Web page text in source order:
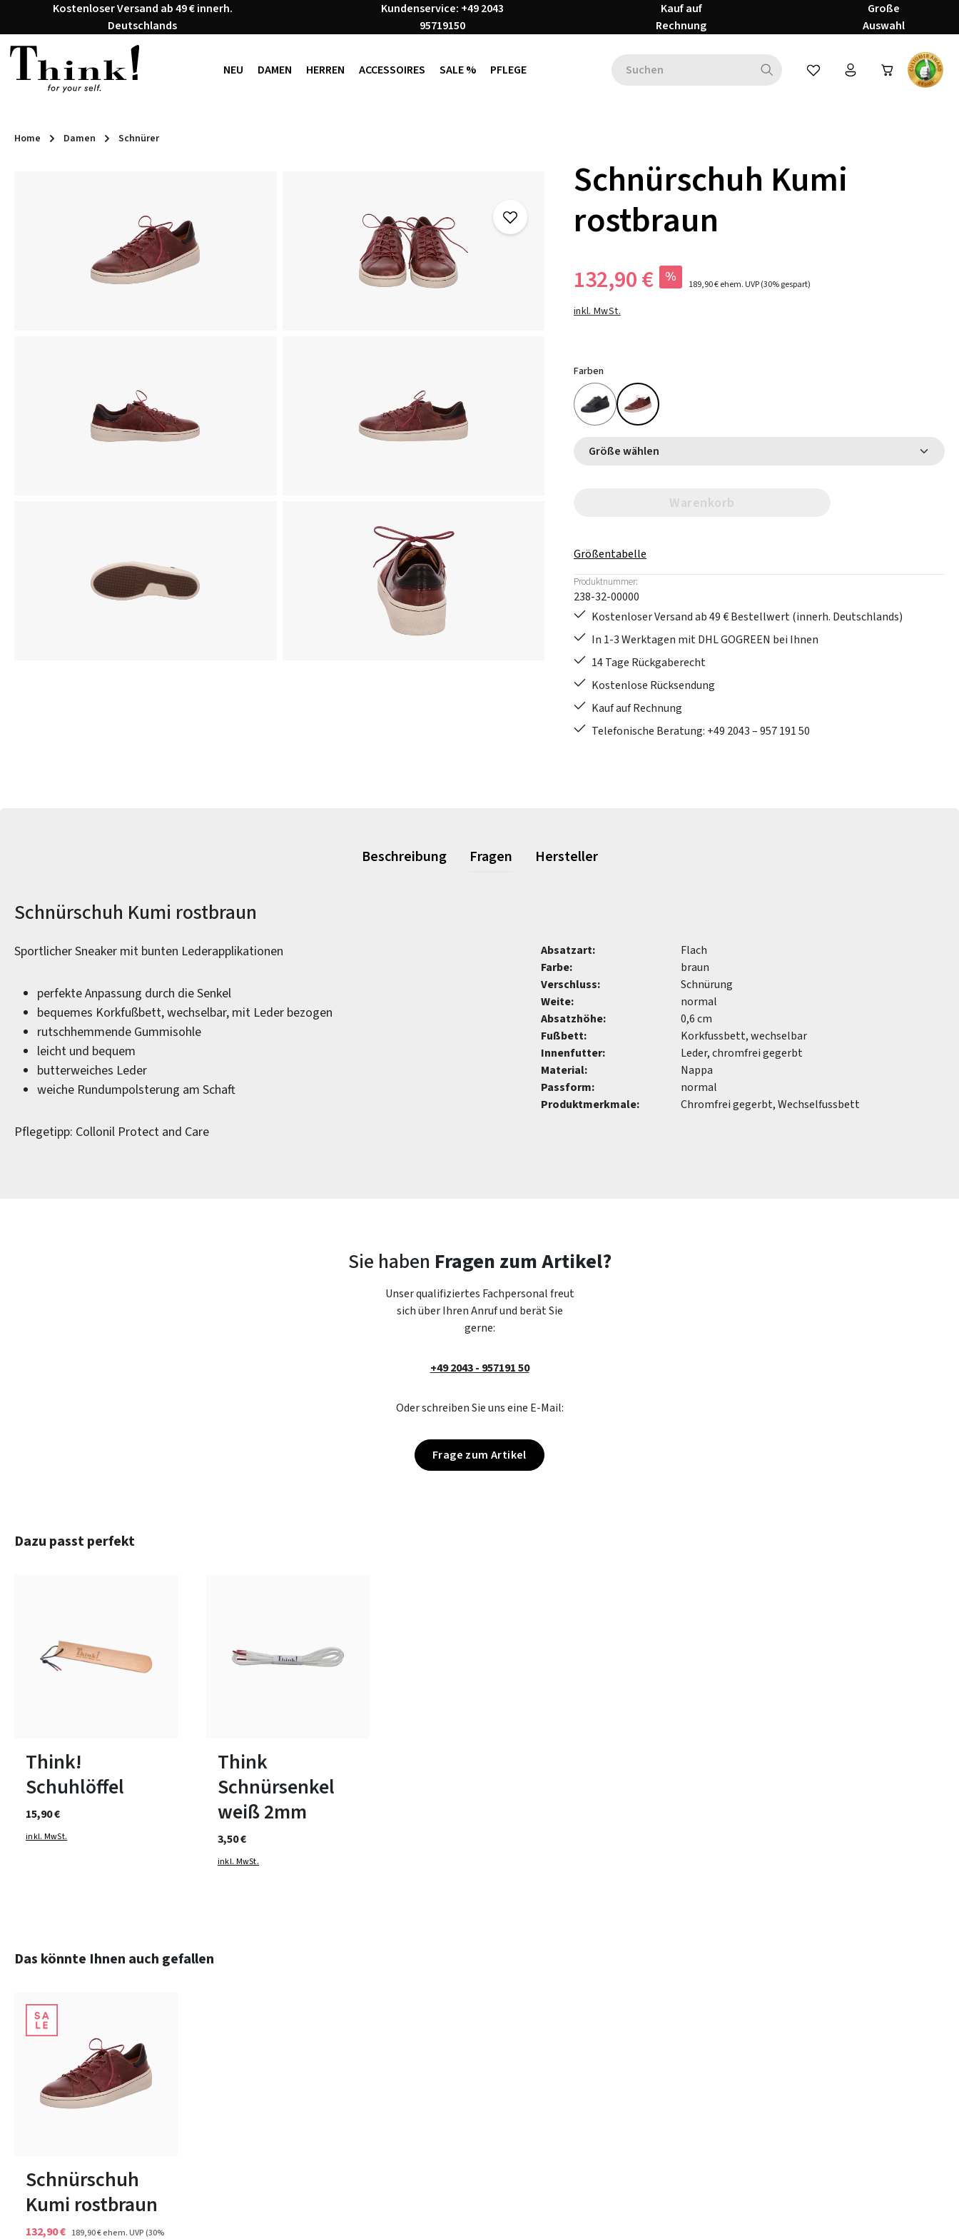
Hauptinhalt springen
Zur Suche springen
Zur Hauptnavigation springen
Kostenloser Versand ab 49 € innerh.
Deutschlands
Kundenservice: +49 2043
95719150
Kauf auf
Rechnung
Große
Auswahl
NEU DAMEN HERREN ACCESSOIRES SALE % PFLEGE Du hast 0 Produkte auf dem
Home Damen Schnürer
Schnürschuh Kumi
rostbraun
132,90 € % 189,90 €ehem. UVP(30% gespart)
inkl. MwSt.
Farben
Größe wählen
Warenkorb
Größentabelle
Produktnummer:
238-32-00000
Kostenloser Versand ab 49 € Bestellwert (innerh. Deutschlands)
In 1-3 Werktagen mit DHL GOGREEN bei Ihnen
14 Tage Rückgaberecht
Kostenlose Rücksendung
Kauf auf Rechnung
Telefonische Beratung: +49 2043 – 957 191 50
Beschreibung Fragen Hersteller
Produktinformationen
Schnürschuh Kumi rostbraun
Sportlicher Sneaker mit bunten Lederapplikationen
perfekte Anpassung durch die Senkel
bequemes Korkfußbett, wechselbar, mit Leder bezogen
rutschhemmende Gummisohle
leicht und bequem
butterweiches Leder
weiche Rundumpolsterung am Schaft
Pflegetipp: Collonil Protect and Care
Absatzart:
Flach
Farbe:
braun
Verschluss:
Schnürung
Weite:
normal
Absatzhöhe:
0,6 cm
Fußbett:
Korkfussbett, wechselbar
Innenfutter:
Leder, chromfrei gegerbt
Material:
Nappa
Passform:
normal
Produktmerkmale:
Chromfrei gegerbt, Wechselfussbett
Sie haben Fragen zum Artikel?
Unser qualifiziertes Fachpersonal freut
sich über Ihren Anruf und berät Sie
gerne:
+49 2043 - 957191 50
Oder schreiben Sie uns eine E-Mail:
Frage zum Artikel
Produktgalerie überspringen
Dazu passt perfekt
Think!
Schuhlöffel
15,90 €
inkl. MwSt.
Think
Schnürsenkel
weiß 2mm
3,50 €
inkl. MwSt.
Produktgalerie überspringen
Das könnte Ihnen auch gefallen
Schnürschuh
Kumi rostbraun
132,90 € 189,90 €ehem. UVP(30%